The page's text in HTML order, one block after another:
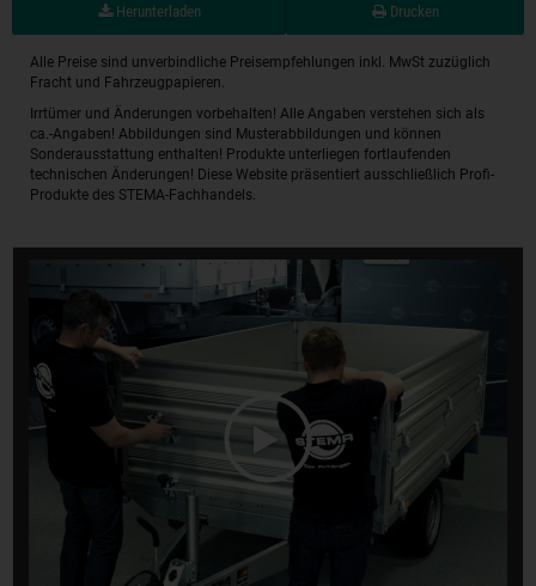
Herunterladen Drucken
Alle Preise sind unverbindliche Preisempfehlungen inkl. MwSt zuzüglich
Fracht und Fahrzeugpapieren.
Irrtümer und Änderungen vorbehalten! Alle Angaben verstehen sich als
ca.-Angaben! Abbildungen sind Musterabbildungen und können
Sonderausstattung enthalten! Produkte unterliegen fortlaufenden
technischen Änderungen! Diese Website präsentiert ausschließlich Profi-
Produkte des STEMA-Fachhandels.